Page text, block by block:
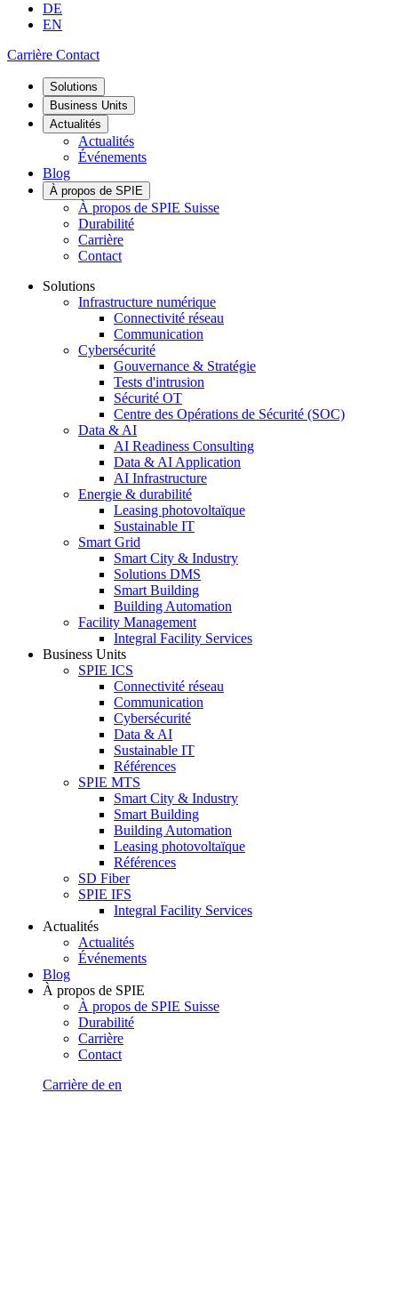
DE
EN
Carrière Contact
Solutions
Business Units
Actualités
Actualités
Événements
Blog
À propos de SPIE
À propos de SPIE Suisse
Durabilité
Carrière
Contact
Solutions
Infrastructure numérique
Connectivité réseau
Communication
Cybersécurité
Gouvernance & Stratégie
Tests d'intrusion
Sécurité OT
Centre des Opérations de Sécurité (SOC)
Data & AI
AI Readiness Consulting
Data & AI Application
AI Infrastructure
Energie & durabilité
Leasing photovoltaïque
Sustainable IT
Smart Grid
Smart City & Industry
Solutions DMS
Smart Building
Building Automation
Facility Management
Integral Facility Services
Business Units
SPIE ICS
Connectivité réseau
Communication
Cybersécurité
Data & AI
Sustainable IT
Références
SPIE MTS
Smart City & Industry
Smart Building
Building Automation
Leasing photovoltaïque
Références
SD Fiber
SPIE IFS
Integral Facility Services
Actualités
Actualités
Événements
Blog
À propos de SPIE
À propos de SPIE Suisse
Durabilité
Carrière
Contact
Carrière de en